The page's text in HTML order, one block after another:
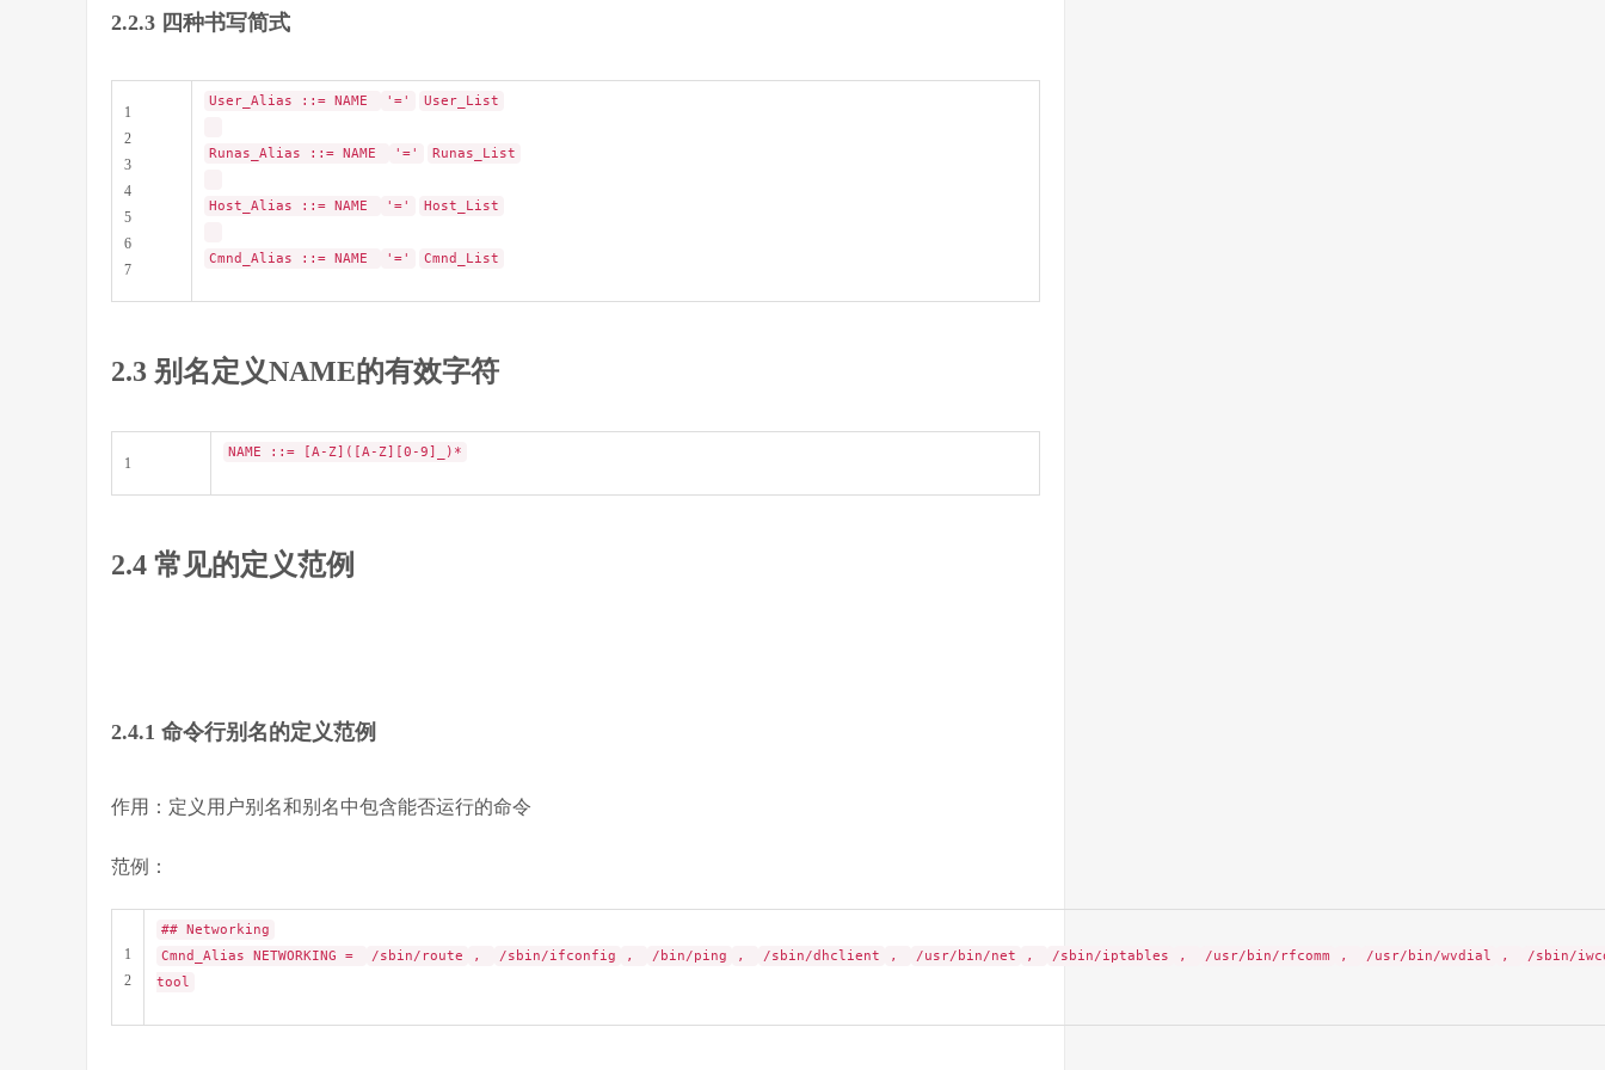
2.2.3 四种书写简式
1
2
3
4
5
6
7
User_Alias ::= NAME '=' User_List
Runas_Alias ::= NAME '=' Runas_List
Host_Alias ::= NAME '=' Host_List
Cmnd_Alias ::= NAME '=' Cmnd_List
2.3 别名定义NAME的有效字符
1
NAME ::= [A-Z]([A-Z][0-9]_)*
2.4 常见的定义范例
2.4.1 命令行别名的定义范例
作用：定义用户别名和别名中包含能否运行的命令
范例：
1
2
## Networking
Cmnd_Alias NETWORKING =
/sbin/route , /sbin/ifconfig , /bin/ping , /sbin/dhclient , /usr/bin/net , /sbin/iptables , /usr/bin/rfcomm , /usr/bin/wvdial ,
/sbin/
tool